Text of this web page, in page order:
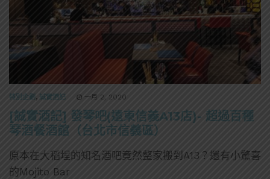
特別企劃 , 誠實酒記 一月 2, 2020
[誠實酒記] 發琴吧(遠東信義A13店)- 超過百種
琴酒餐酒館（台北市信義區）
原本在大稻埕的知名酒吧竟然整家搬到A13？還有小驚喜
的Mojito Bar